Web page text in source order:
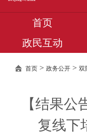
首页
政民互动
首页 > 政务公开 > 双
【结果公
复线下